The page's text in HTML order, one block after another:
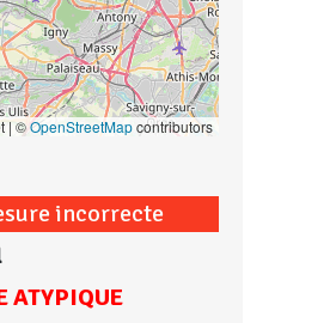
| ©OpenStreetMapcontributors
incorrecte
ATYPIQUE